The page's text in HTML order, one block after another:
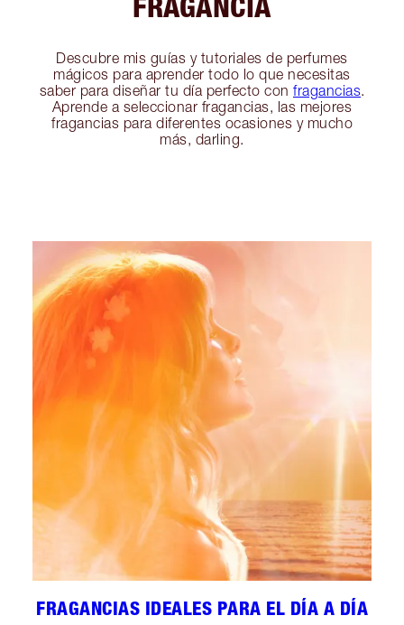
Descubre mis guías y tutoriales de perfumes
mágicos para aprender todo lo que necesitas
saber para diseñar tu día perfecto con fragancias
Aprende a seleccionar fragancias, las mejores
fragancias para diferentes ocasiones y mucho
más, darling.
FRAGANCIAS IDEALES PARA EL DÍA A DÍA